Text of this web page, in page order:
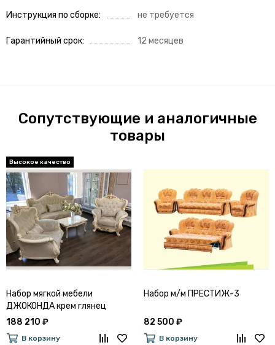
Инструкция по сборке не требуется
Гарантийный срок 12 месяцев
Сопутствующие и аналогичные
товары
Набор мягкой мебели
ДЖОКОНДА крем глянец
188 210 ₽
В корзину
Набор м/м ПРЕСТИЖ-3
82 500 ₽
В корзину